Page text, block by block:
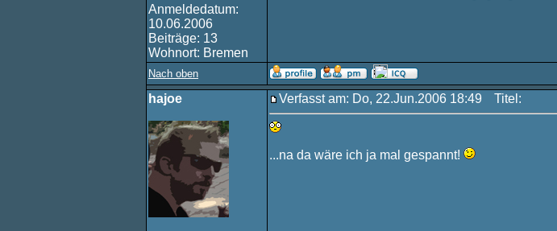
Anmeldedatum:
10.06.2006
Beiträge: 13
Wohnort: Bremen
Nach oben
hajoe Verfasst am: Do, 22.Jun.2006 18:49 Titel:
...na da wäre ich ja mal gespannt!